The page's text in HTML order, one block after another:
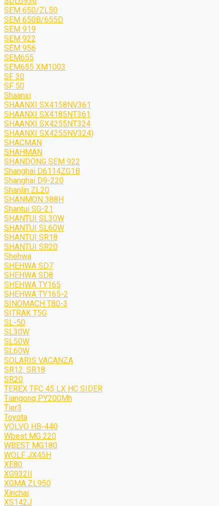
SEM 650/ZL50
SEM 650B/655D
SEM 919
SEM 922
SEM 956
SEM655
SEM655 XM1003
SF 30
SF 50
Shaanxi
SHAANXI SX4158NV361
SHAANXI SX4185NT361
SHAANXI SX4255NT324
SHAANXI SX4255NV324)
SHACMAN
SHAHMAN
SHANDONG SEM 922
Shanghai D6114ZG1B
Shanghai D9-220
Shanlin ZL20
SHANMON 388H
Shantui SG-21
SHANTUI SL30W
SHANTUI SL60W
SHANTUI SR18
SHANTUI SR20
Shehwa
SHEHWA SD7
SHEHWA SD8
SHEHWA TY165
SHEHWA TY165-2
SINOMACH T80-3
SITRAK T5G
SL-50
SL30W
SL50W
SL60W
SOLARIS VACANZA
SR12. SR18
SR20
TEREX TFC 45 LX HC SIDER
Tiangong PY200Mh
Tier3
Toyota
VOLVO HB-440
Wbest MG 220
WBEST MG180
WOLF JХ45H
XE80
XG932II
XGMA ZL950
Xinchai
XS142J